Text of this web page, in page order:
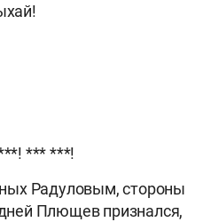
*** ***!
Радуловым, стороны
Плющев признался,